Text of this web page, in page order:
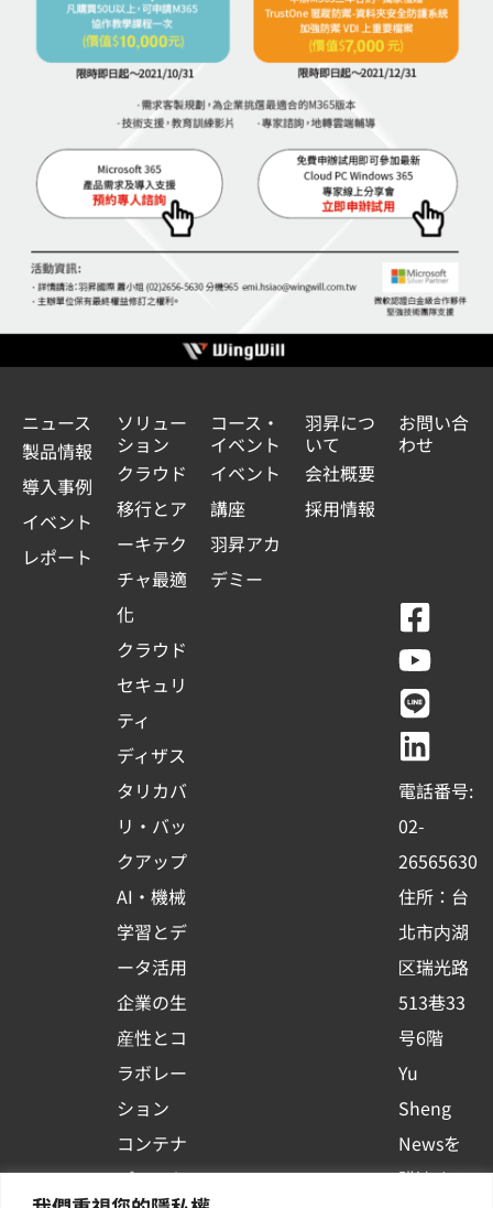
ニュース
製品情報
導入事例
イベント
レポート
ソリュー
ション
クラウド
移行とア
ーキテク
チャ最適
化
クラウド
セキュリ
ティ
ディザス
タリカバ
リ・バッ
クアップ
AI・機械
学習とデ
ータ活用
企業の生
産性とコ
ラボレー
ション
コンテナ
プラット
コース・
イベント
イベント
講座
羽昇アカ
デミー
羽昇につ
いて
会社概要
採用情報
お問い合
わせ
F
a
c
e
b
o
o
k
-
s
q
u
a
r
e
Y
o
u
t
u
b
e
L
i
n
e
L
i
n
k
e
d
i
n
電話番号:
02-
26565630
住所：台
北市内湖
区瑞光路
513巷33
号6階
Yu
Sheng
Newsを
購読する